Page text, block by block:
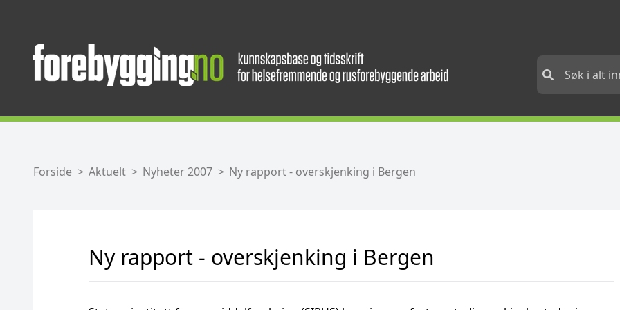
Forside Aktuelt Nyheter 2007 Ny rapport - overskjenking i Bergen
Ny rapport - overskjenking i Bergen